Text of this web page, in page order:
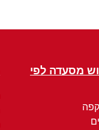
מסעדה לפי